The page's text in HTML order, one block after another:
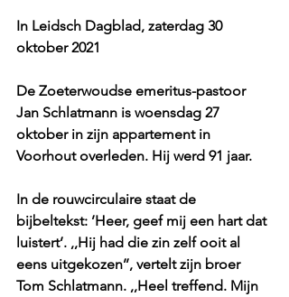
In Leidsch Dagblad, zaterdag 30
oktober 2021
De Zoeterwoudse emeritus-pastoor
Jan Schlatmann is woensdag 27
oktober in zijn appartement in
Voorhout overleden. Hij werd 91 jaar.
In de rouwcirculaire staat de
bijbeltekst: ’Heer, geef mij een hart dat
luistert’. ,,Hij had die zin zelf ooit al
eens uitgekozen’’, vertelt zijn broer
Tom Schlatmann. ,,Heel treffend. Mijn